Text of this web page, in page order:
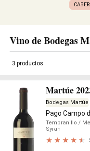
Vino de Bodegas
3 productos
Martúe
Bodegas Martúe
Pago Campo
Tempranillo /
Syrah